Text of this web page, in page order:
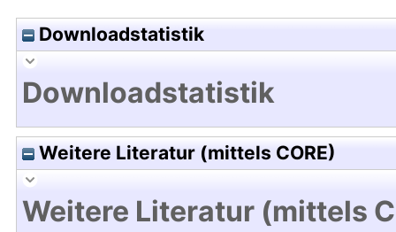
Downloadstatistik
Downloadstatistik
Weitere Literatur (mittels CORE)
Weitere Literatur (mittels